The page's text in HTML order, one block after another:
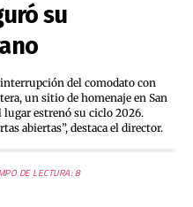
su
del comodato con
un sitio de homenaje en San
lugar estrenó su ciclo 2026.
abiertas”, destaca el director.
DE LECTURA: 8